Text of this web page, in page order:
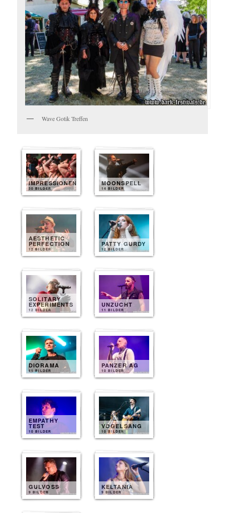
Wave Gotik Treffen
IMPRESSIONEN
30 BILDER
MOONSPELL
14 BILDER
AESTHETIC
PERFECTION
12 BILDER
PATTY GURDY
12 BILDER
SOLITARY
EXPERIMENTS
12 BILDER
UNZUCHT
11 BILDER
DIORAMA
11 BILDER
PANZER AG
10 BILDER
EMPATHY
TEST
10 BILDER
VOGELSANG
10 BILDER
GULVOSS
9 BILDER
KELTANIA
9 BILDER